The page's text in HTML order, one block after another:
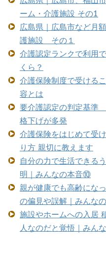
ーム・介護施設 その1
広島県｜広島市など月
護施設 その１
介護認定ランクで利用
くら？
介護保険制度で受ける
容とは
要介護認定の判定基準
格下げが多発
介護保険をはじめて受
り方 親切に教えます
自分の力で生活できる
明｜みんなの本音⑩
親が健康でも高齢にな
の偏見や誤解｜みんな
施設やホームへの入居
人なのだと覚悟｜みん